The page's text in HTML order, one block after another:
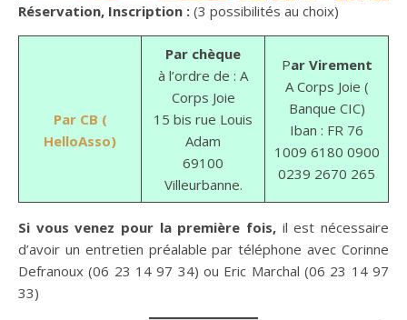
Réservation, Inscription : (3 possibilités au choix)
Par CB (
HelloAsso)
Par chèque
à l’ordre de : A
Corps Joie
15 bis rue Louis
Adam
69100
Villeurbanne.
Par Virement
A Corps Joie (
Banque CIC)
Iban : FR 76
1009 6180 0900
0239 2670 265
Si vous venez pour la première fois, il est nécessaire
d’avoir un entretien préalable par téléphone avec Corinne
Defranoux (06 23 14 97 34) ou Eric Marchal (06 23 14 97
33)